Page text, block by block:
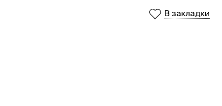
В закладки